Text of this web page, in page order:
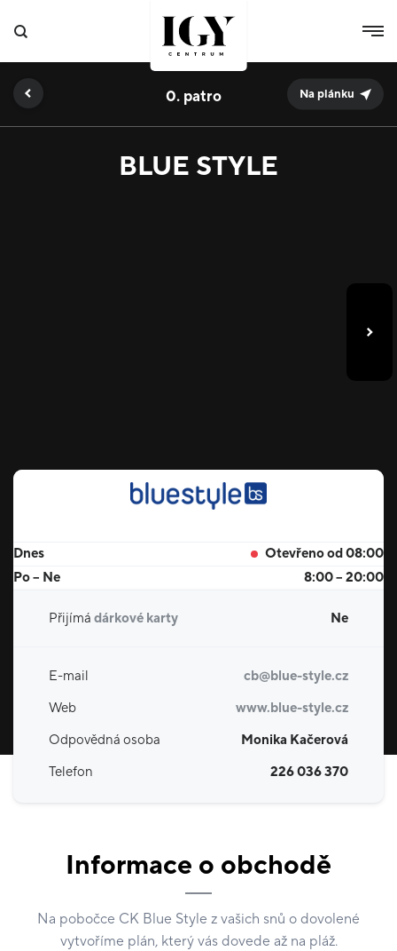
BLUE STYLE
0. Na plánku
Dnes
Otevřeno od 08:00
Po – Ne
8:00 – 20:00
Přijímá dárkové karty Ne
E-mail
cb@blue-style.cz
Web
www.blue-style.cz
Odpovědná osoba
Monika Kačerová
Telefon
226 036 370
Informace o obchodě
Na pobočce CK Blue Style z vašich snů o dovolené
vytvoříme plán, který vás dovede až na pláž.